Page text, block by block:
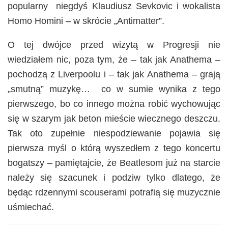
popularny niegdyś Klaudiusz Sevkovic i wokalista
Homo Homini – w skrócie „Antimatter”.
O tej dwójce przed wizytą w Progresji nie
wiedziałem nic, poza tym, że – tak jak Anathema –
pochodzą z Liverpoolu i – tak jak Anathema – grają
„smutną” muzykę… co w sumie wynika z tego
pierwszego, bo co innego można robić wychowując
się w szarym jak beton mieście wiecznego deszczu.
Tak oto zupełnie niespodziewanie pojawia się
pierwsza myśl o którą wyszedłem z tego koncertu
bogatszy – pamiętajcie, że Beatlesom już na starcie
należy się szacunek i podziw tylko dlatego, że
będąc rdzennymi scouserami potrafią się muzycznie
uśmiechać.